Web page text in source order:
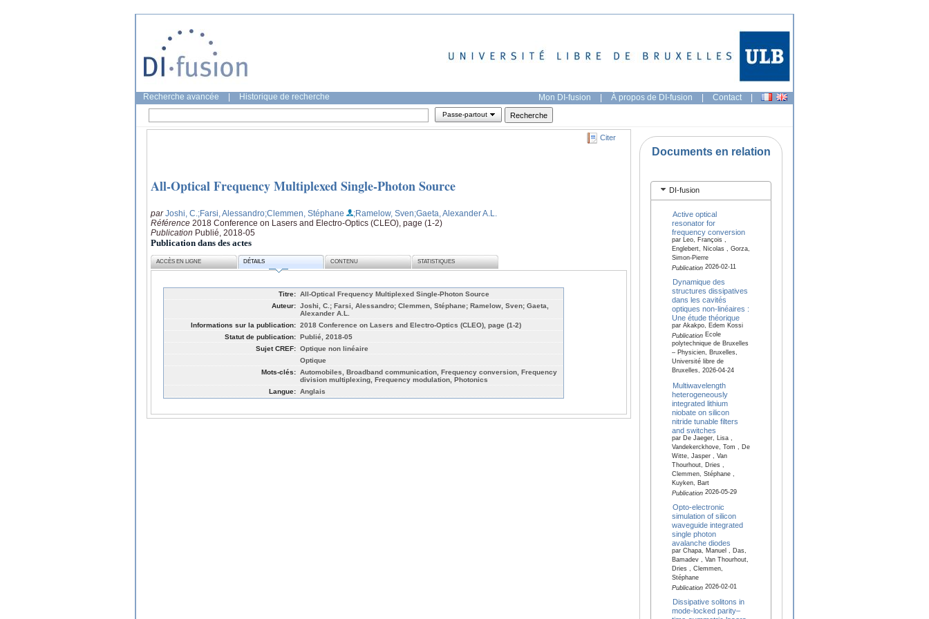
Recherche avancée Historique de recherche Mon DI-fusion | À propos de DI-fusion | Contact |
Passe-partout
Citer
All-Optical Frequency Multiplexed Single-Photon Source
parJoshi, C. ;Farsi, Alessandro;Clemmen, Stéphane ;Ramelow, Sven;Gaeta, Alexander A.L.
Référence 2018 Conference on Lasers and Electro-Optics (CLEO), page (1-2)
Publication Publié, 2018-05
Publication dans des actes
ACCÈS EN LIGNE DÉTAILS CONTENU STATISTIQUES
Titre: All-Optical Frequency Multiplexed Single-Photon Source
Auteur: Joshi, C.; Farsi, Alessandro; Clemmen, Stéphane; Ramelow, Sven; Gaeta,
Alexander A.L.
Informations sur la publication: 2018 Conference on Lasers and Electro-Optics (CLEO), page (1-2)
Statut de publication: Publié, 2018-05
Sujet CREF: Optique non linéaire
Optique
Mots-clés: Automobiles, Broadband communication, Frequency conversion, Frequency
division multiplexing, Frequency modulation, Photonics
Langue: Anglais
Documents en relation
DI-fusion
Active optical
resonator for
frequency conversion
par Leo, François ,
Englebert, Nicolas , Gorza,
Simon-Pierre
Publication2026-02-11
Dynamique des
structures dissipatives
dans les cavités
optiques non-linéaires :
Une étude théorique
par Akakpo, Edem Kossi
PublicationEcole
polytechnique de Bruxelles
– Physicien, Bruxelles,
Université libre de
Bruxelles, 2026-04-24
Multiwavelength
heterogeneously
integrated lithium
niobate on silicon
nitride tunable filters
and switches
par De Jaeger, Lisa ,
Vandekerckhove, Tom , De
Witte, Jasper , Van
Thourhout, Dries ,
Clemmen, Stéphane ,
Kuyken, Bart
Publication2026-05-29
Opto-electronic
simulation of silicon
waveguide integrated
single photon
avalanche diodes
par Chapa, Manuel , Das,
Bamadev , Van Thourhout,
Dries , Clemmen,
Stéphane
Publication2026-02-01
Dissipative solitons in
mode-locked parity–